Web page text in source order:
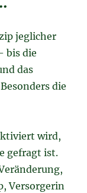
jeglicher
bis die
das
die
wird,
gefragt ist.
Versorgerin